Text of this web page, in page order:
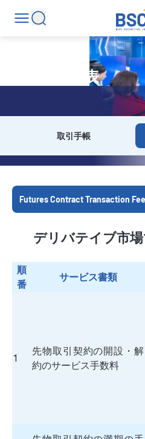
売買手数料表
取引手帳
Futures Contract Transaction
デリバテイブ市
順
番
サービス書類
1
先物取引契約の開設・解
約のサービス手数料